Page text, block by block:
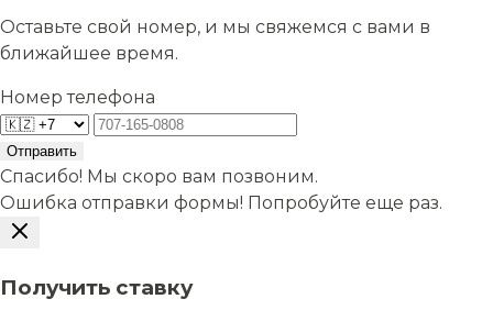
Оставьте свой номер, и мы свяжемся с вами в
ближайшее время.
Номер телефона
Отправить
Спасибо! Мы скоро вам позвоним.
Ошибка отправки формы! Попробуйте еще раз.
Получить ставку